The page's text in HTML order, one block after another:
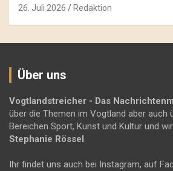
26. Juli 2026 Redaktion
Über uns
Vogtlandstreicher - Das
über die Themen im Vogtland aber auch
Bereichen Sport, Kunst und Kultur und
Stephanie Rössel.
Ihr findet uns auch bei Instagram, auf